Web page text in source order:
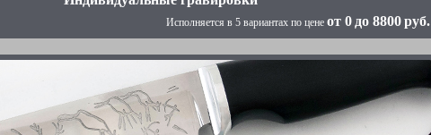
Исполняется в 5 вариантах по цене от 0 до 8800руб.